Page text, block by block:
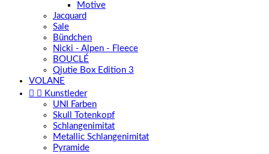
Motive
Jacquard
Sale
Bündchen
Nicki - Alpen - Fleece
BOUCLÉ
Qjutie Box Edition 3
VOLANE
  Kunstleder
UNI Farben
Skull Totenkopf
Schlangenimitat
Metallic Schlangenimitat
Pyramide